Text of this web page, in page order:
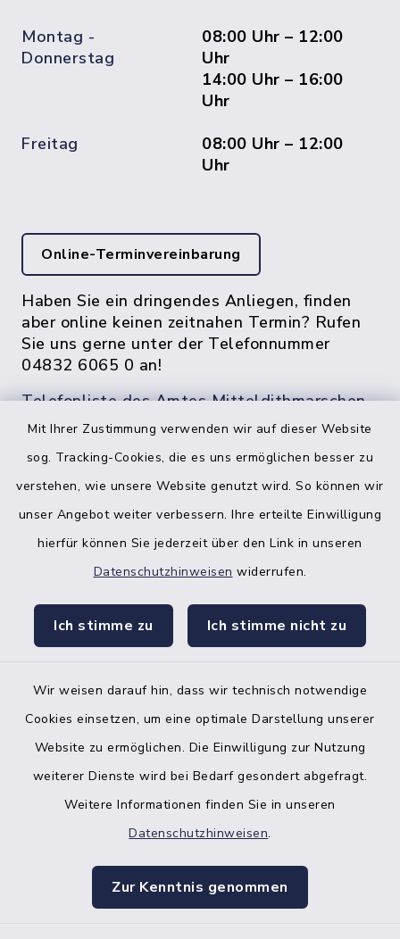
Mit Ihrer Zustimmung verwenden wir auf dieser Website
sog. Tracking-Cookies, die es uns ermöglichen besser zu
verstehen, wie unsere Website genutzt wird. So können wir
unser Angebot weiter verbessern. Ihre erteilte Einwilligung
hierfür können Sie jederzeit über den Link in unseren
Datenschutzhinweisen widerrufen.
Ich stimme zu Ich stimme nicht zu
Wir weisen darauf hin, dass wir technisch notwendige
Cookies einsetzen, um eine optimale Darstellung unserer
Website zu ermöglichen. Die Einwilligung zur Nutzung
weiterer Dienste wird bei Bedarf gesondert abgefragt.
Weitere Informationen finden Sie in unseren
Datenschutzhinweisen.
Zur Kenntnis genommen
Montag -
Donnerstag
08:00 Uhr – 12:00
Uhr
14:00 Uhr – 16:00
Uhr
Freitag
08:00 Uhr – 12:00
Uhr
Online-Terminvereinbarung
Haben Sie ein dringendes Anliegen, finden
aber online keinen zeitnahen Termin? Rufen
Sie uns gerne unter der Telefonnummer
04832 6065 0 an!
Telefonliste des Amtes Mitteldithmarschen
facebook
Bankverbindung der Amtskasse
Barrierefreiheit
Impressum